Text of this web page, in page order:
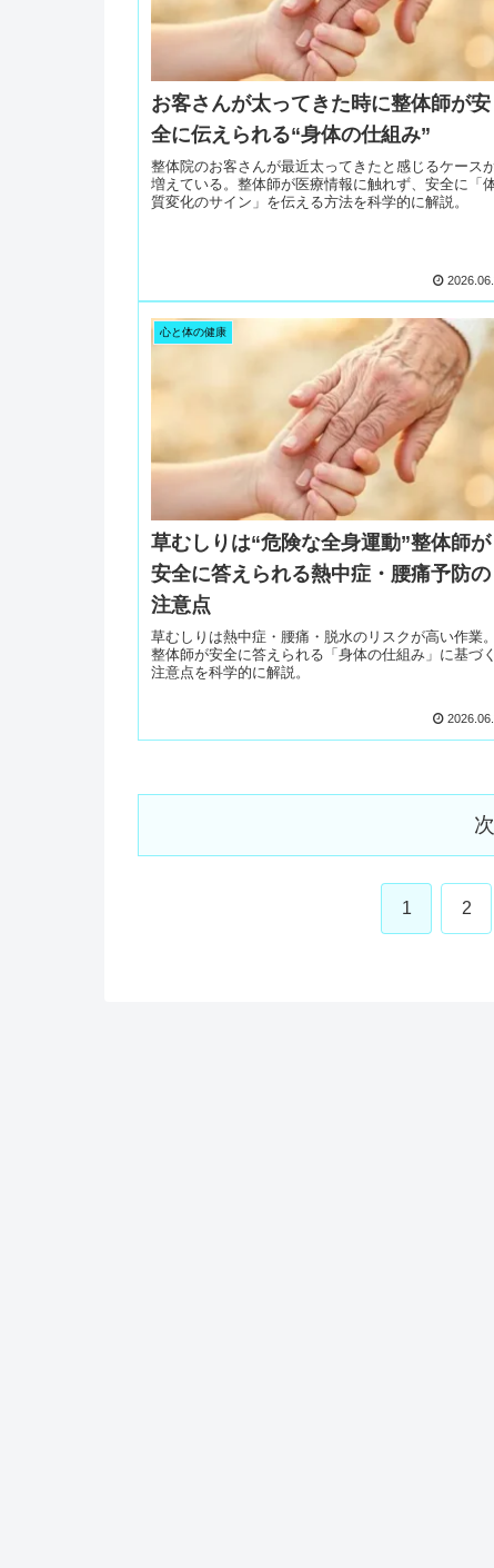
お客さんが太ってきた時に整体師が安
全に伝えられる“身体の仕組み”
整体院のお客さんが最近太ってきたと感じるケース
増えている。整体師が医療情報に触れず、安全に「
質変化のサイン」を伝える方法を科学的に解説。
心と体の健康
草むしりは“危険な全身運動”整体師が
安全に答えられる熱中症・腰痛予防の
注意点
草むしりは熱中症・腰痛・脱水のリスクが高い作業。
整体師が安全に答えられる「身体の仕組み」に基づく
注意点を科学的に解説。
1 2